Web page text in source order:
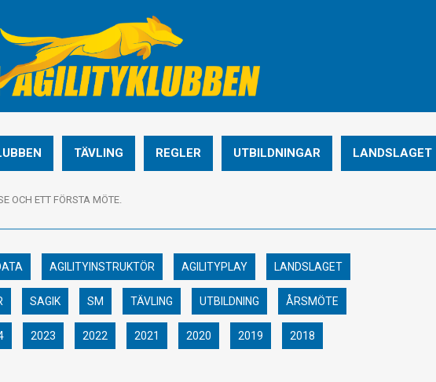
TÄVLING REGLER UTBILDNINGAR LANDSLAGET
OCH ETT FÖRSTA MÖTE.
AGILITYINSTRUKTÖR AGILITYPLAY LANDSLAGET
SAGIK SM TÄVLING UTBILDNING ÅRSMÖTE
2023 2022 2021 2020 2019 2018